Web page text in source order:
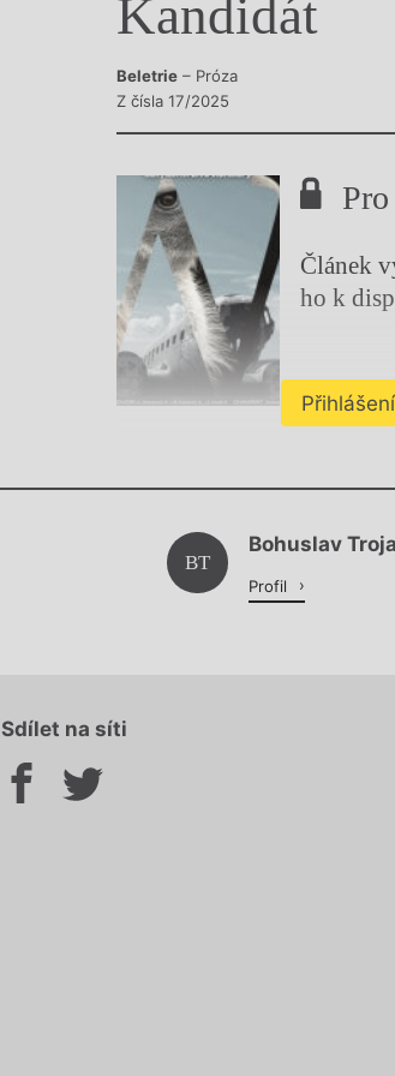
Výroční cenyKandidát
Beletrie – Próza
Z čísla 17/2025
Článek
ho k
Přihlášení
BT
Bohuslav
Profil
Sdílet na síti